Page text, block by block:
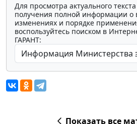
Для просмотра актуального
получения полной информации о
изменениях и порядке
воспользуйтесь поиском в
ГАРАНТ:
Показать все